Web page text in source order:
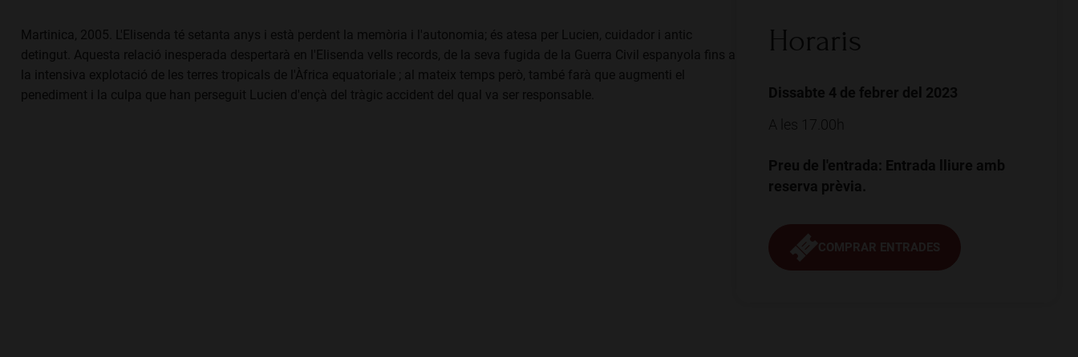
Martinica, 2005. L'Elisenda té setanta anys i està perdent la memòria i l'autonomia; és atesa per Lucien, cuidador i antic
detingut. Aquesta relació inesperada despertarà en l'Elisenda vells records, de la seva fugida de la Guerra Civil espanyola fins a
la intensiva explotació de les terres tropicals de l'Àfrica equatoriale ; al mateix temps però, també farà que augmenti el
penediment i la culpa que han perseguit Lucien d'ençà del tràgic accident del qual va ser responsable.
Horaris
Dissabte 4 de febrer del 2023
A les 17.00h
Preu de l'entrada: Entrada lliure amb
reserva prèvia.